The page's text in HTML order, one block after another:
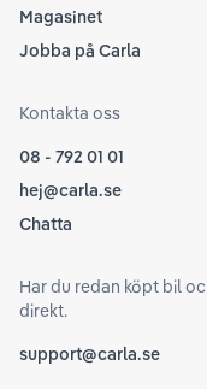
Magasinet
Jobba på Carla
Kontakta oss
08 - 792 01 01
hej@carla.se
Chatta
Har du redan köpt bil
direkt.
support@carla.se